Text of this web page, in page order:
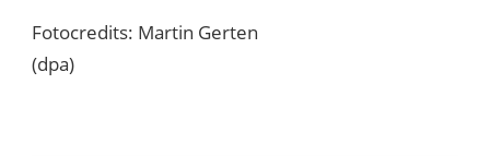
Fotocredits: Martin Gerten
(dpa)